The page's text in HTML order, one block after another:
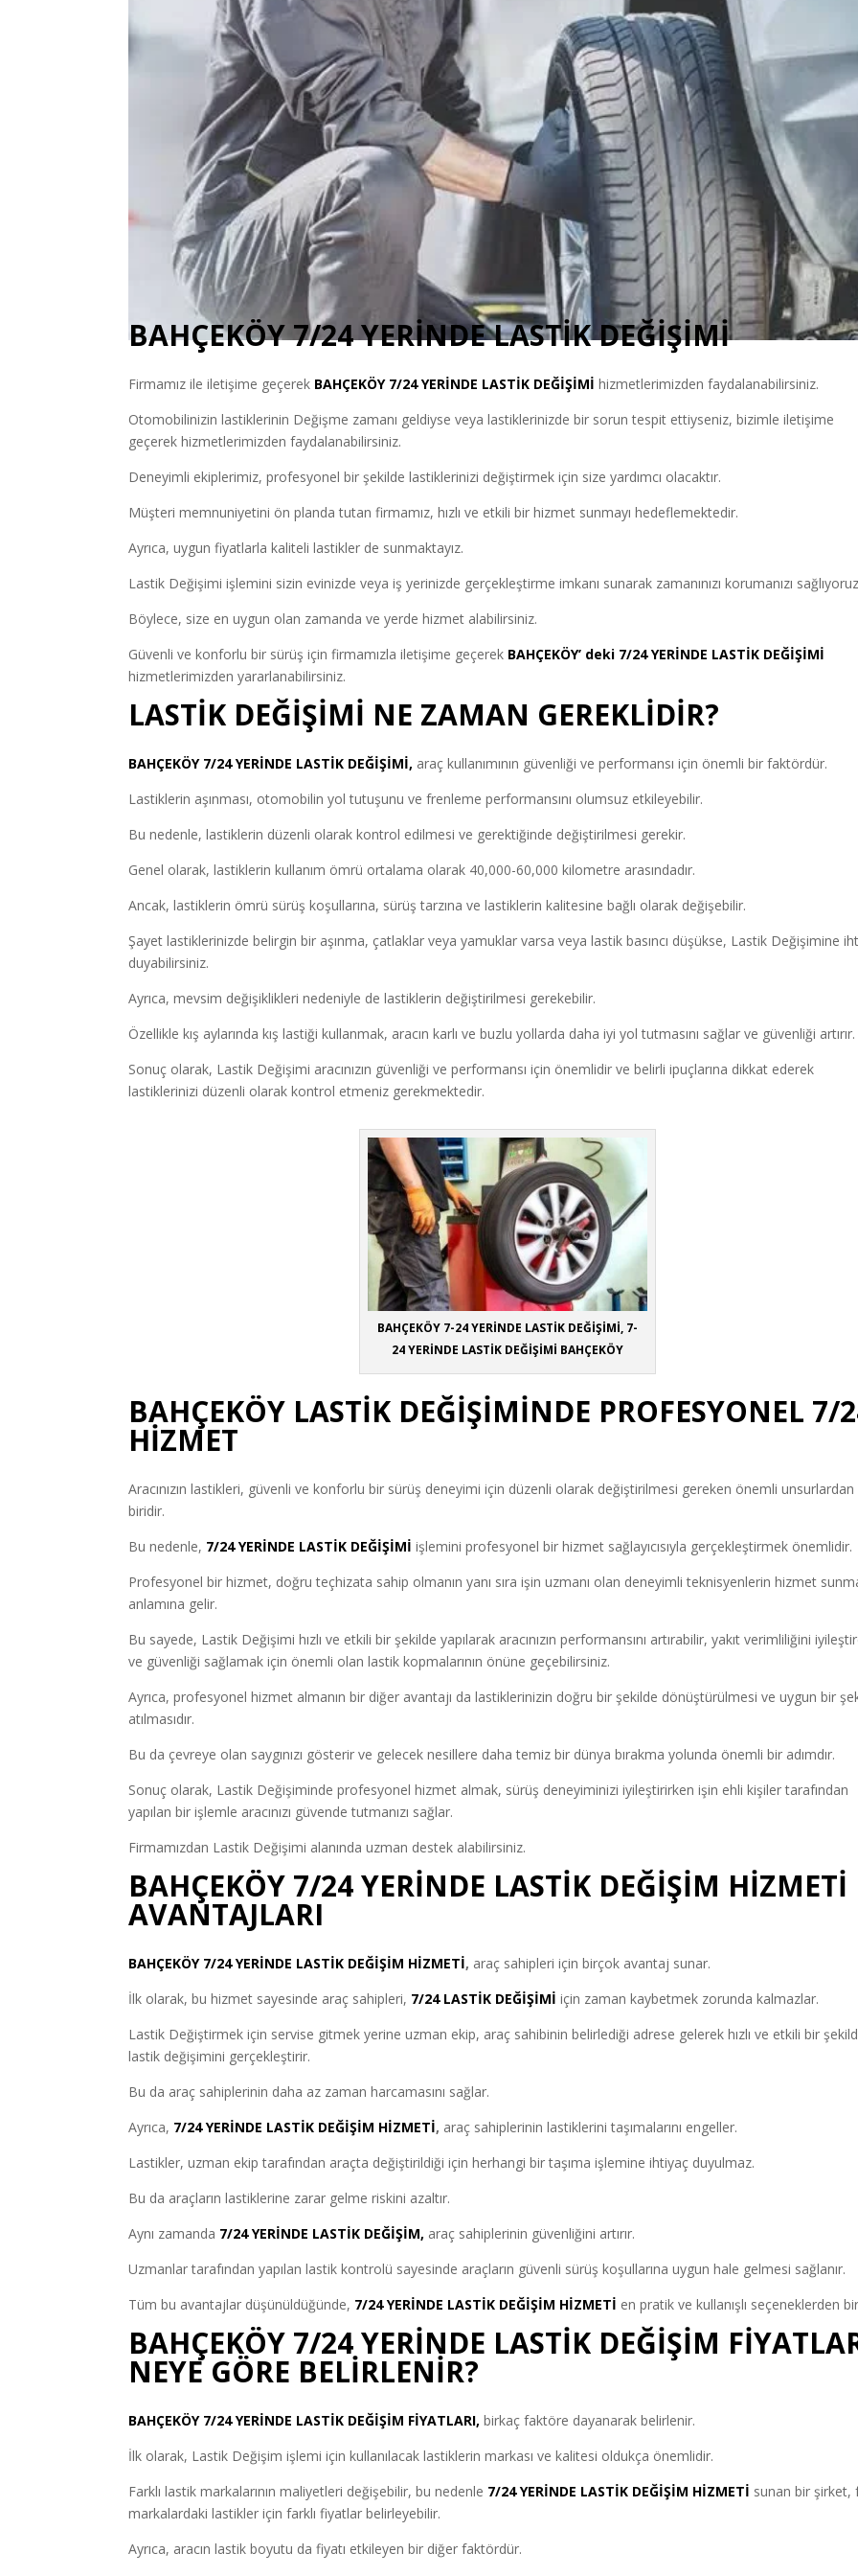
BAHÇEKÖY 7/24 YERİNDE LASTİK DEĞİŞİMİ
Firmamız ile iletişime geçerek BAHÇEKÖY 7/24 YERİNDE LASTİK DEĞİŞİMİ hizmetlerimizden faydalanabilirsiniz.
Otomobilinizin lastiklerinin Değişme zamanı geldiyse veya lastiklerinizde bir sorun tespit ettiyseniz, bizimle iletişime
geçerek hizmetlerimizden faydalanabilirsiniz.
Deneyimli ekiplerimiz, profesyonel bir şekilde lastiklerinizi değiştirmek için size yardımcı olacaktır.
Müşteri memnuniyetini ön planda tutan firmamız, hızlı ve etkili bir hizmet sunmayı hedeflemektedir.
Ayrıca, uygun fiyatlarla kaliteli lastikler de sunmaktayız.
Lastik Değişimi işlemini sizin evinizde veya iş yerinizde gerçekleştirme imkanı sunarak zamanınızı korumanızı
Böylece, size en uygun olan zamanda ve yerde hizmet alabilirsiniz.
Güvenli ve konforlu bir sürüş için firmamızla iletişime geçerek BAHÇEKÖY’ deki 7/24 YERİNDE LASTİK DEĞİŞİMİ
hizmetlerimizden yararlanabilirsiniz.
LASTİK DEĞİŞİMİ NE ZAMAN GEREKLİDİR?
BAHÇEKÖY 7/24 YERİNDE LASTİK DEĞİŞİMİ, araç kullanımının güvenliği ve performansı için önemli bir faktördür.
Lastiklerin aşınması, otomobilin yol tutuşunu ve frenleme performansını olumsuz etkileyebilir.
Bu nedenle, lastiklerin düzenli olarak kontrol edilmesi ve gerektiğinde değiştirilmesi gerekir.
Genel olarak, lastiklerin kullanım ömrü ortalama olarak 40,000-60,000 kilometre arasındadır.
Ancak, lastiklerin ömrü sürüş koşullarına, sürüş tarzına ve lastiklerin kalitesine bağlı olarak değişebilir.
Şayet lastiklerinizde belirgin bir aşınma, çatlaklar veya yamuklar varsa veya lastik basıncı düşükse, Lastik Değişimine
duyabilirsiniz.
Ayrıca, mevsim değişiklikleri nedeniyle de lastiklerin değiştirilmesi gerekebilir.
Özellikle kış aylarında kış lastiği kullanmak, aracın karlı ve buzlu yollarda daha iyi yol tutmasını sağlar ve güvenliği artırır.
Sonuç olarak, Lastik Değişimi aracınızın güvenliği ve performansı için önemlidir ve belirli ipuçlarına dikkat ederek
lastiklerinizi düzenli olarak kontrol etmeniz gerekmektedir.
BAHÇEKÖY 7-24 YERİNDE LASTİK DEĞİŞİMİ, 7-
24 YERİNDE LASTİK DEĞİŞİMİ BAHÇEKÖY
BAHÇEKÖY LASTİK DEĞİŞİMİNDE PROFESYONEL 7/
HİZMET
Aracınızın lastikleri, güvenli ve konforlu bir sürüş deneyimi için düzenli olarak değiştirilmesi gereken önemli unsurlardan
biridir.
Bu nedenle, 7/24 YERİNDE LASTİK DEĞİŞİMİ işlemini profesyonel bir hizmet sağlayıcısıyla gerçekleştirmek önemlidir.
Profesyonel bir hizmet, doğru teçhizata sahip olmanın yanı sıra işin uzmanı olan deneyimli teknisyenlerin hizmet
anlamına gelir.
Bu sayede, Lastik Değişimi hızlı ve etkili bir şekilde yapılarak aracınızın performansını artırabilir, yakıt verimliliğini
ve güvenliği sağlamak için önemli olan lastik kopmalarının önüne geçebilirsiniz.
Ayrıca, profesyonel hizmet almanın bir diğer avantajı da lastiklerinizin doğru bir şekilde dönüştürülmesi ve uygun bir
atılmasıdır.
Bu da çevreye olan saygınızı gösterir ve gelecek nesillere daha temiz bir dünya bırakma yolunda önemli bir adımdır.
Sonuç olarak, Lastik Değişiminde profesyonel hizmet almak, sürüş deneyiminizi iyileştirirken işin ehli kişiler tarafından
yapılan bir işlemle aracınızı güvende tutmanızı sağlar.
Firmamızdan Lastik Değişimi alanında uzman destek alabilirsiniz.
BAHÇEKÖY 7/24 YERİNDE LASTİK DEĞİŞİM HİZMETİ
AVANTAJLARI
BAHÇEKÖY 7/24 YERİNDE LASTİK DEĞİŞİM HİZMETİ, araç sahipleri için birçok avantaj sunar.
İlk olarak, bu hizmet sayesinde araç sahipleri, 7/24 LASTİK DEĞİŞİMİ için zaman kaybetmek zorunda kalmazlar.
Lastik Değiştirmek için servise gitmek yerine uzman ekip, araç sahibinin belirlediği adrese gelerek hızlı ve etkili bir
lastik değişimini gerçekleştirir.
Bu da araç sahiplerinin daha az zaman harcamasını sağlar.
Ayrıca, 7/24 YERİNDE LASTİK DEĞİŞİM HİZMETİ, araç sahiplerinin lastiklerini taşımalarını engeller.
Lastikler, uzman ekip tarafından araçta değiştirildiği için herhangi bir taşıma işlemine ihtiyaç duyulmaz.
Bu da araçların lastiklerine zarar gelme riskini azaltır.
Aynı zamanda 7/24 YERİNDE LASTİK DEĞİŞİM, araç sahiplerinin güvenliğini artırır.
Uzmanlar tarafından yapılan lastik kontrolü sayesinde araçların güvenli sürüş koşullarına uygun hale gelmesi sağlanır.
Tüm bu avantajlar düşünüldüğünde, 7/24 YERİNDE LASTİK DEĞİŞİM HİZMETİ en pratik ve kullanışlı seçeneklerden
BAHÇEKÖY 7/24 YERİNDE LASTİK DEĞİŞİM
NEYE GÖRE BELİRLENİR?
BAHÇEKÖY 7/24 YERİNDE LASTİK DEĞİŞİM FİYATLARI, birkaç faktöre dayanarak belirlenir.
İlk olarak, Lastik Değişim işlemi için kullanılacak lastiklerin markası ve kalitesi oldukça önemlidir.
Farklı lastik markalarının maliyetleri değişebilir, bu nedenle 7/24 YERİNDE LASTİK DEĞİŞİM HİZMETİ sunan bir şirket,
markalardaki lastikler için farklı fiyatlar belirleyebilir.
Ayrıca, aracın lastik boyutu da fiyatı etkileyen bir diğer faktördür.